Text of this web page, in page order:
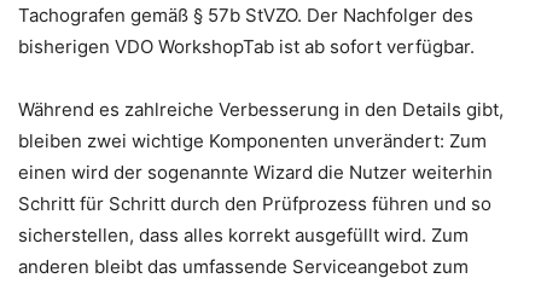
Tachografen gemäß § 57b StVZO. Der Nachfolger des
bisherigen VDO WorkshopTab ist ab sofort verfügbar.
Während es zahlreiche Verbesserung in den Details gibt,
bleiben zwei wichtige Komponenten unverändert: Zum
einen wird der sogenannte Wizard die Nutzer weiterhin
Schritt für Schritt durch den Prüfprozess führen und so
sicherstellen, dass alles korrekt ausgefüllt wird. Zum
anderen bleibt das umfassende Serviceangebot zum